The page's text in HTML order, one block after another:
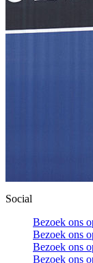
Social
Bezoek ons
Bezoek ons
Bezoek ons
Bezoek ons